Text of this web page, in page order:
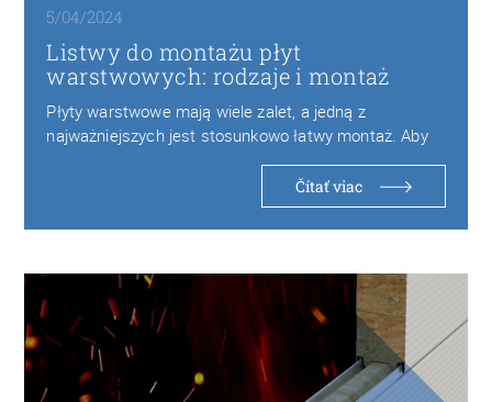
5/04/2024
Listwy do montażu płyt
warstwowych: rodzaje i montaż
Płyty warstwowe mają wiele zalet, a jedną z
najważniejszych jest stosunkowo łatwy montaż. Aby
Čítať viac